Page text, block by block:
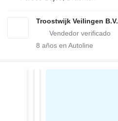
Troostwijk Veilingen B.V.
8 años en Autoline